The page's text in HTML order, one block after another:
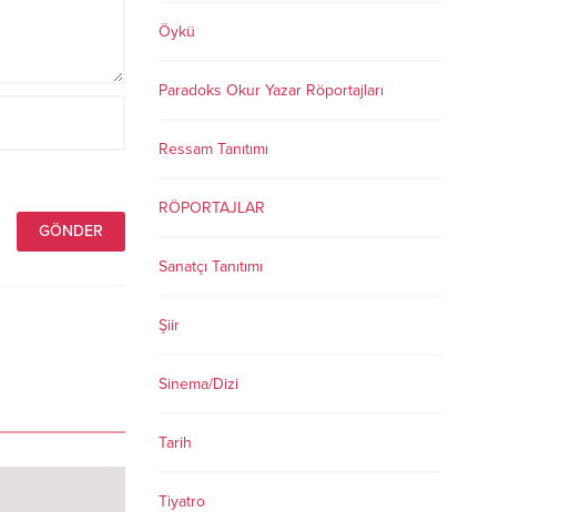
Öykü
Paradoks Okur Yazar Röportajları
Ressam Tanıtımı
RÖPORTAJLAR
Sanatçı Tanıtımı
Şiir
Sinema/Dizi
Tarih
Tiyatro